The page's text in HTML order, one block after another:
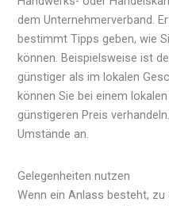
dem Unternehmerverband.
bestimmt Tipps geben, wie
können. Beispielsweise ist
günstiger als im lokalen
können Sie bei einem
günstigeren Preis
Umstände an.
Gelegenheiten nutzen
Wenn ein Anlass besteht,